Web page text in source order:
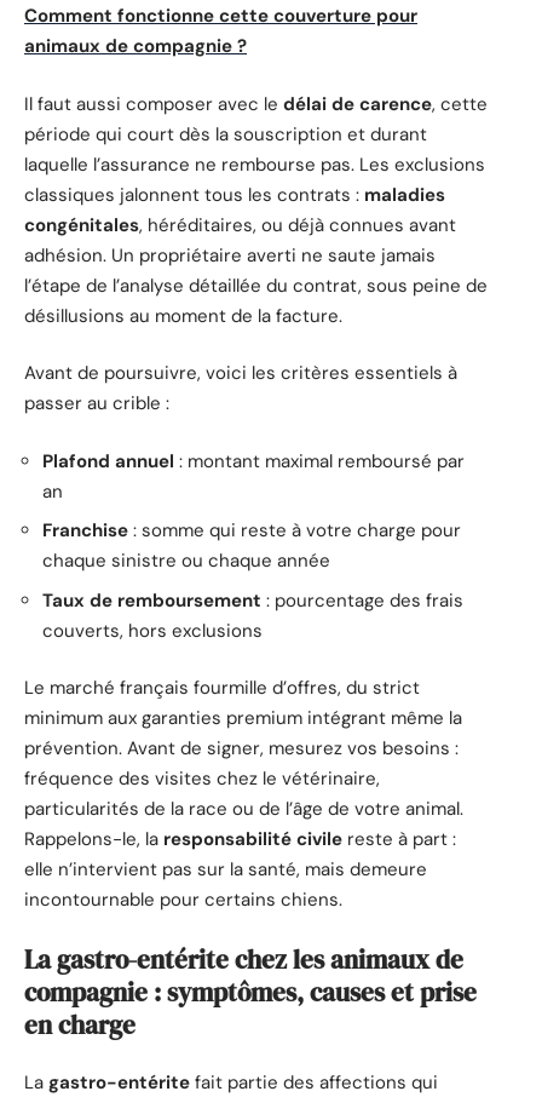
Comment fonctionne cette couverture pour
animaux de compagnie ?
Il faut aussi composer avec le délai de carence, cette
période qui court dès la souscription et durant
laquelle l’assurance ne rembourse pas. Les exclusions
classiques jalonnent tous les contrats : maladies
congénitales, héréditaires, ou déjà connues avant
adhésion. Un propriétaire averti ne saute jamais
l’étape de l’analyse détaillée du contrat, sous peine de
désillusions au moment de la facture.
Avant de poursuivre, voici les critères essentiels à
passer au crible :
Plafond annuel : montant maximal remboursé par
an
Franchise : somme qui reste à votre charge pour
chaque sinistre ou chaque année
Taux de remboursement : pourcentage des frais
couverts, hors exclusions
Le marché français fourmille d’offres, du strict
minimum aux garanties premium intégrant même la
prévention. Avant de signer, mesurez vos besoins :
fréquence des visites chez le vétérinaire,
particularités de la race ou de l’âge de votre animal.
Rappelons-le, la responsabilité civile reste à part :
elle n’intervient pas sur la santé, mais demeure
incontournable pour certains chiens.
La gastro-entérite chez les animaux de
compagnie : symptômes, causes et prise
en charge
La gastro-entérite fait partie des affections qui